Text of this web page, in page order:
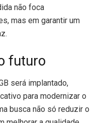
não foca
mas em garantir um
futuro
será implantado,
para modernizar o
busca não só reduzir o